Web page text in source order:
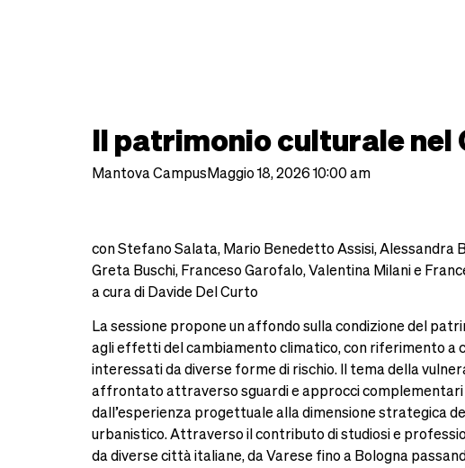
Il patrimonio culturale
Mantova CampusMaggio 18, 2026 10:00 am
con Stefano Salata, Mario Benedetto Assisi, Alessandra
Greta Buschi, Franceso Garofalo, Valentina Milani e
a cura di Davide Del Curto
La sessione propone un affondo sulla condizione del
agli effetti del cambiamento climatico, con riferimento a
interessati da diverse forme di rischio. Il tema della
affrontato attraverso sguardi e approcci complementari
dall’esperienza progettuale alla dimensione strategica
urbanistico. Attraverso il contributo di studiosi e
da diverse città italiane, da Varese fino a Bologna